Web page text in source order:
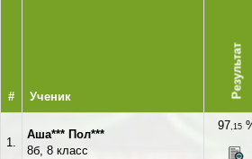
# Ученик Результат
1.
Аша*** Пол***
8б, 8 класс
97,15